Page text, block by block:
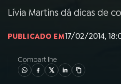
04PROGRAMAS
06VIDEOCASTS
Lívia Martins dá dicas de
PUBLICADO EM17/02/2014,
Compartilhe